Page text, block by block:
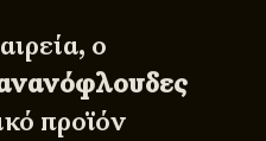
ο
προϊόν